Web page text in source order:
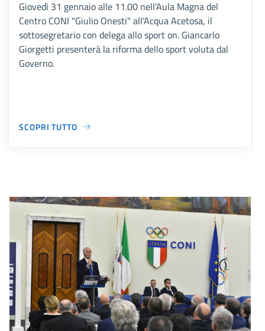
Giovedì 31 gennaio alle 11.00 nell'Aula Magna del
Centro CONI "Giulio Onesti" all'Acqua Acetosa, il
sottosegretario con delega allo sport on. Giancarlo
Giorgetti presenterà la riforma dello sport voluta dal
Governo.
SCOPRI TUTTO